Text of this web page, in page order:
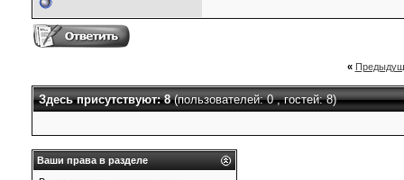
«
Здесь присутствуют: 8(пользователей: 0 , гостей: 8)
Ваши права в разделе